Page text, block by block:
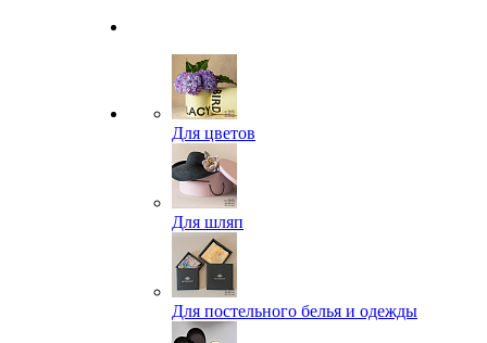
Для цветов
Для шляп
Для постельного белья и одежды